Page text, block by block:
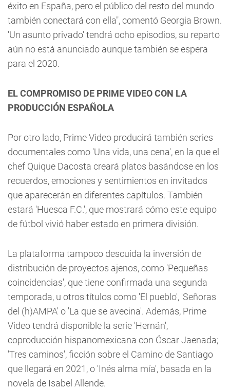
éxito en España, pero el público del resto del mundo
también conectará con ella", comentó Georgia Brown.
'Un asunto privado' tendrá ocho episodios, su reparto
aún no está anunciado aunque también se espera
para el 2020.
EL COMPROMISO DE PRIME VIDEO CON LA
PRODUCCIÓN ESPAÑOLA
Por otro lado, Prime Video producirá también series
documentales como 'Una vida, una cena', en la que el
chef Quique Dacosta creará platos basándose en los
recuerdos, emociones y sentimientos en invitados
que aparecerán en diferentes capítulos. También
estará 'Huesca F.C.', que mostrará cómo este equipo
de fútbol vivió haber estado en primera división.
La plataforma tampoco descuida la inversión de
distribución de proyectos ajenos, como 'Pequeñas
coincidencias', que tiene confirmada una segunda
temporada, u otros títulos como 'El pueblo', 'Señoras
del (h)AMPA' o 'La que se avecina'. Además, Prime
Video tendrá disponible la serie 'Hernán',
coproducción hispanomexicana con Óscar Jaenada;
'Tres caminos', ficción sobre el Camino de Santiago
que llegará en 2021, o 'Inés alma mía', basada en la
novela de Isabel Allende.